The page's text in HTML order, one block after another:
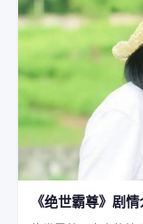
《绝世霸尊》剧